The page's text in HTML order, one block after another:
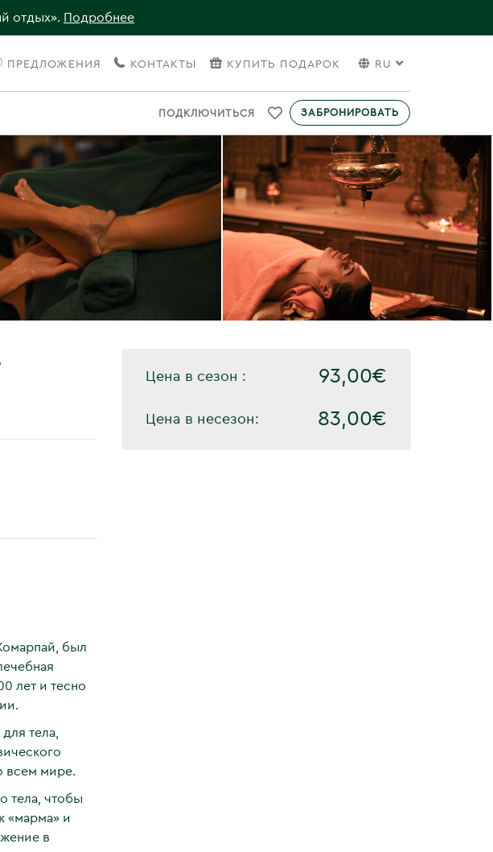
отдых». Подробнее
ПРЕДЛОЖЕНИЯ КОНТАКТЫ КУПИТЬ ПОДАРОК RU
ПОДКЛЮЧИТЬСЯ ЗАБРОНИРОВАТЬ
был
лет и тесно
тела,
всем мире.
тела, чтобы
«марма» и
в
Цена в сезон : 93,00€
Цена в несезон: 83,00€